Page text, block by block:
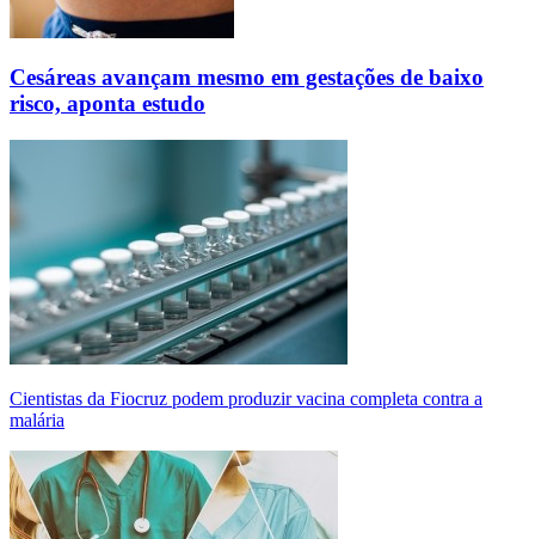
Cesáreas avançam mesmo em gestações de baixo
risco, aponta estudo
Cientistas da Fiocruz podem produzir vacina completa contra a
malária